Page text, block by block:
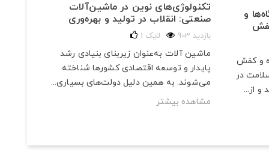
تکنولوژی‌های نوین در ماشین‌آلات
صنعتی: انقلاب در تولید و بهره‌وری
903 بازدید 1 لایک
ماشین آلات به‌عنوان زیربنای بنیادی رشد
پایدار و توسعه اقتصادی کشورها شناخته
می‌شوند. به همین دلیل دولت‌های بسیاری...
مشاهده بیشتر
و
و کفش
در
از...